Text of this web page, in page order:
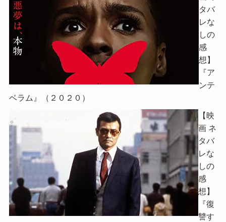
タバ
レな
しの
感
想】
『ア
ンテ
ベラム』（２０２０）
【映
画 ネ
タバ
レな
しの
感
想】
『復
讐す